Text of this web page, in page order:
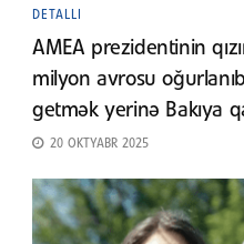
DETALLI
AMEA prezidentinin
milyon avrosu
getmək yerinə Bakıya
20 OKTYABR 2025